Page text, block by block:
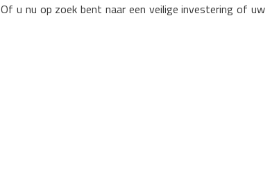
u nu op zoek bent naar een veilige investering of uw